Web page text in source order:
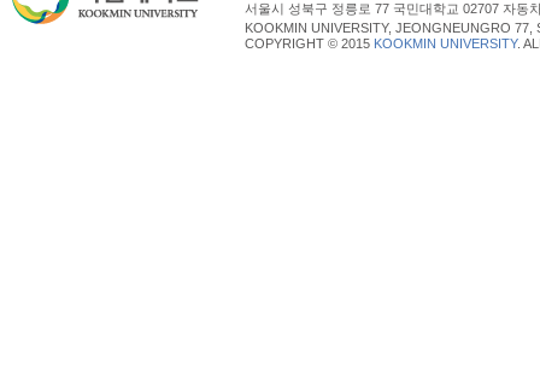
서울시 성북구 정릉로 77 국민대학교 02707 자동
KOOKMIN UNIVERSITY, JEONGNEUNGRO
COPYRIGHT © 2015 KOOKMIN UNIVERSITY.